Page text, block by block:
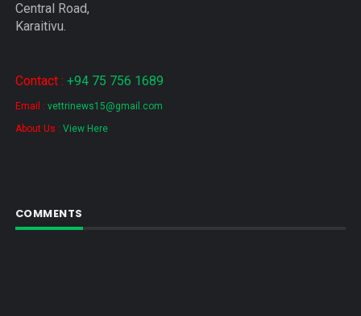
Central Road,
Karaitivu.
Contact : +94 75 756 1689
Email : vettrinews15@gmail.com
About Us : View Here
COMMENTS